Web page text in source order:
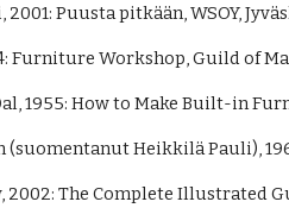
Puusta pitkään, WSOY,
Furniture Workshop, Guild of
1955: How to Make Built-in
(suomentanut Heikkilä Pauli),
2002: The Complete Illustrated